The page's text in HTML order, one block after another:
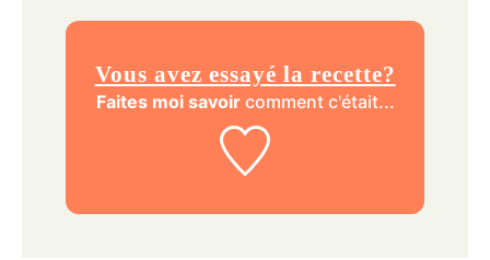
Vous avez essayé la recette?
Faites moi savoircomment c'était...